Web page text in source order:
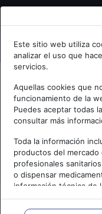
Bienvenid@ a
Escribe tu Email
Accede o regístrate
Este sitio web utiliza
analizar el uso que
servicios.
Aquellas cookies que
funcionamiento de la
Puedes aceptar todas
consultar más
Toda la información
productos del
profesionales
o dispensar
información técnica de
meramente
profesionales